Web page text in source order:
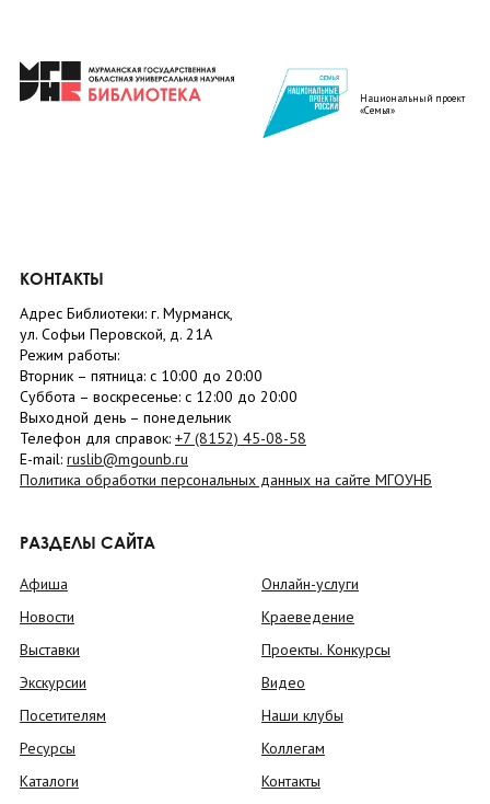
Национальный проект
«Семья»
КОНТАКТЫ
Адрес Библиотеки: г. Мурманск,
ул. Софьи Перовской, д. 21А
Режим работы:
Вторник – пятница: с 10:00 до 20:00
Суббота – воскресенье: c 12:00 до 20:00
Выходной день – понедельник
Телефон для справок: +7 (8152) 45-08-58
E-mail: ruslib@mgounb.ru
Политика обработки персональных данных на сайте МГОУНБ
РАЗДЕЛЫ САЙТА
Афиша
Новости
Выставки
Экскурсии
Посетителям
Ресурсы
Каталоги
Онлайн-услуги
Краеведение
Проекты. Конкурсы
Видео
Наши клубы
Коллегам
Контакты